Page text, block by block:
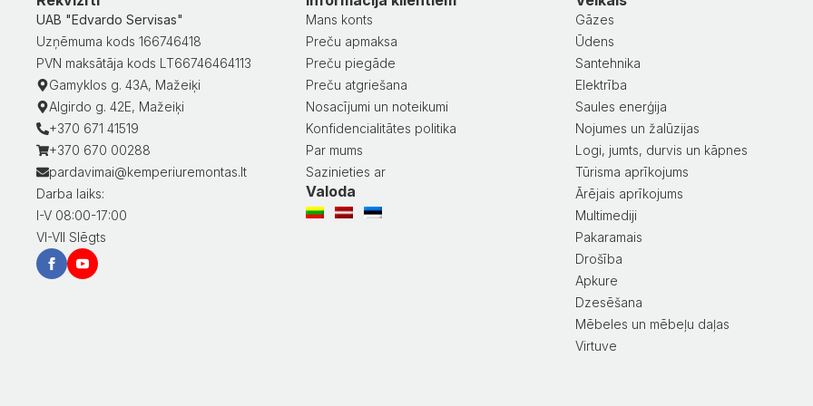
UAB "Edvardo Servisas"
Uzņēmuma kods 166746418
PVN maksātāja kods LT66746464113
Gamyklos g. 43A, Mažeiķi
Algirdo g. 42E, Mažeiķi
+370 671 41519
+370 670 00288
pardavimai@kemperiuremontas.lt
Darba laiks:
I-V 08:00-17:00
VI-VII Slēgts
Mans konts
Preču apmaksa
Preču piegāde
Preču atgriešana
Nosacījumi un noteikumi
Konfidencialitātes politika
Par mums
Sazinieties ar
Valoda
Gāzes
Ūdens
Santehnika
Elektrība
Saules enerģija
Nojumes un žalūzijas
Logi, jumts, durvis un kāpnes
Tūrisma aprīkojums
Ārējais aprīkojums
Multimediji
Pakaramais
Drošība
Apkure
Dzesēšana
Mēbeles un mēbeļu daļas
Virtuve